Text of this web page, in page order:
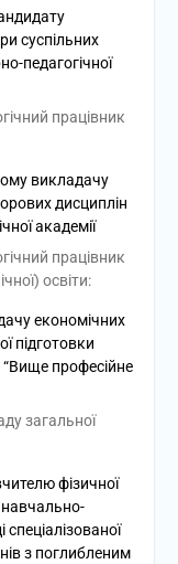
суспільних
педагогічної
працівник
викладачу
дисциплін
академії
працівник
освіти:
економічних
підготовки
професійне
загальної
фізичної
з поглибленим